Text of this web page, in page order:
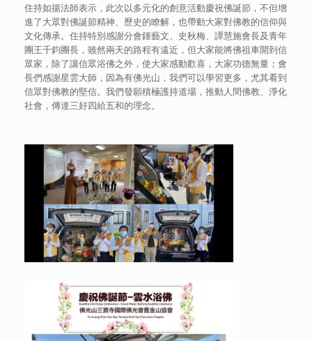
住持如揚法師表示，此次以多元化的創意活動慶祝佛誕節，不但增
進了大眾對佛誕節精神、歷史的瞭解，也帶動大家對佛教的信仰與
文化傳承。住持特別感謝分會鍾藝文、史秋梅、譚慧施會長及青年
團王千鈞團長，雖然兩天的路程有遠近，但大家能將佛祖車開到信
眾家，除了讓信眾浴佛之外，使大家感動歡喜，大家功德無量；會
長們感謝星雲大師，因為有佛光山，我們可以學習更多，尤其看到
信眾對佛教的堅信。我們發願積極護持道場，推動人間佛教、淨化
社會，傳達三好四給五和的理念。